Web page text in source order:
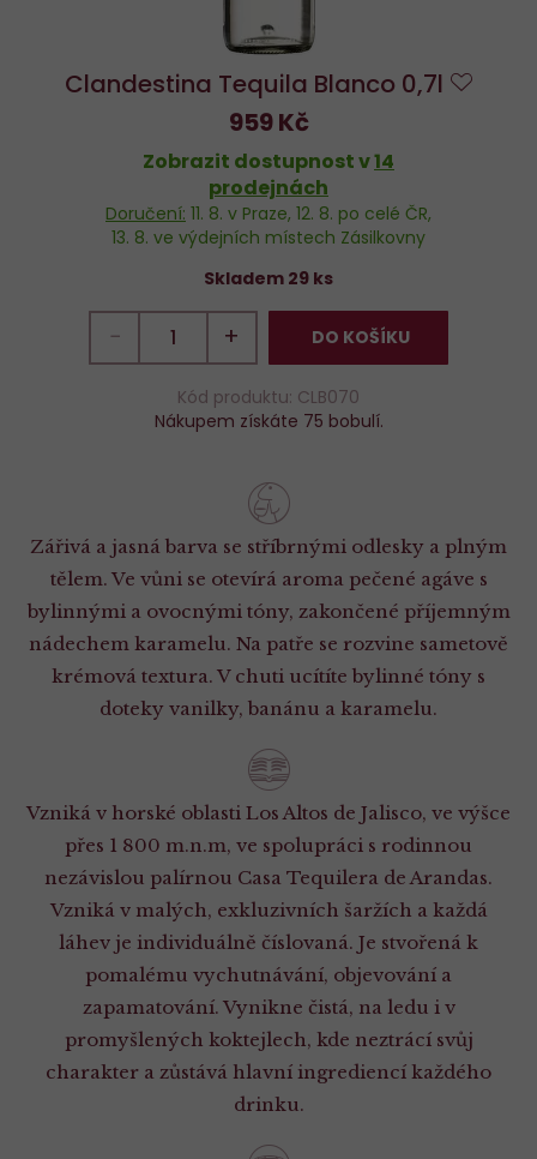
Clandestina Tequila Blanco 0,7l
Zářivá a jasná barva se stříbrnými odlesky a plným
tělem. Ve vůni se otevírá aroma pečené agáve s
bylinnými a ovocnými tóny, zakončené příjemným
nádechem karamelu. Na patře se rozvine sametově
krémová textura. V chuti ucítíte bylinné tóny s
doteky vanilky, banánu a karamelu.
Vzniká v horské oblasti Los Altos de Jalisco, ve výšce
přes 1 800 m.n.m, ve spolupráci s rodinnou
nezávislou palírnou Casa Tequilera de Arandas.
Vzniká v malých, exkluzivních šaržích a každá
láhev je individuálně číslovaná. Je stvořená k
pomalému vychutnávání, objevování a
zapamatování. Vynikne čistá, na ledu i v
promyšlených koktejlech, kde neztrácí svůj
charakter a zůstává hlavní ingrediencí každého
drinku.
959 Kč
Zobrazit dostupnost v14
prodejnách
Doručení: 11. 8. v Praze, 12. 8. po celé ČR,
13. 8. ve výdejních místech Zásilkovny
Skladem 29 ks
− + DO KOŠÍKU
Kód produktu: CLB070
Nákupem získáte 75 bobulí.